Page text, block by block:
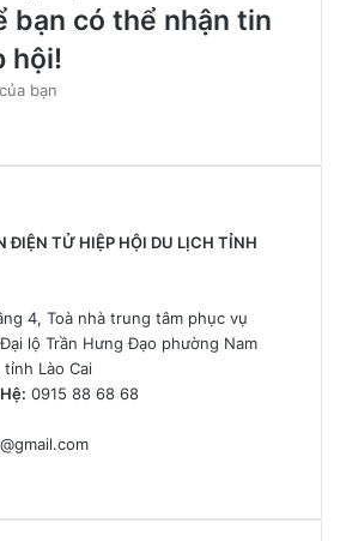
bạn có thể nhận tin
hội!
ĐIỆN TỬ HIỆP HỘI DU LỊCH TỈNH
4, Toà nhà trung tâm phục vụ
lộ Trần Hưng Đạo phường Nam
tỉnh Lào Cai
0915 88 68 68